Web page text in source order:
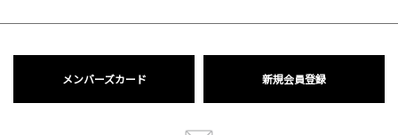
メンバーズカード 新規会員登録